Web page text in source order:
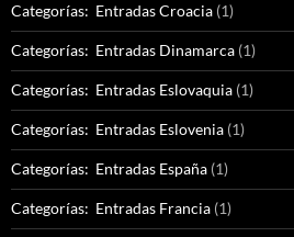
Categorías: Entradas Croacia (1)
Categorías: Entradas Dinamarca (1)
Categorías: Entradas Eslovaquia (1)
Categorías: Entradas Eslovenia (1)
Categorías: Entradas España (1)
Categorías: Entradas Francia (1)